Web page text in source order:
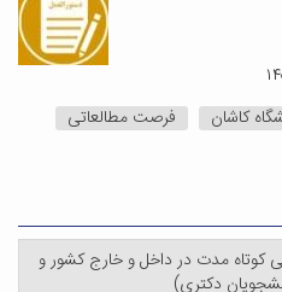
کاشان
فرصت مطالعاتی
کوتاه مدت در داخل و خارج کشور و
دکتری)